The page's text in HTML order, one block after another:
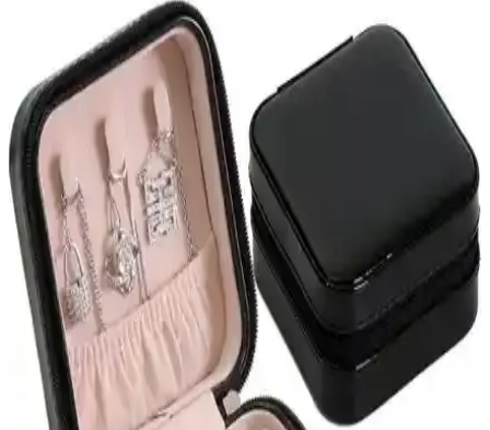
Pandora yüzük kutuları, estetik ve fonksiyonelliği bir araya getirerek
ev dekorasyonunuza zarif dokunuşlar katıyor. Dayanıklı
malzemeleri ve çeşitli tasarımlarıyla her tarzda yaşam alanına uyum
sağlar.
PRENSES Çeyiz Store Hasır Şifreli Takı Sandığı
Güvenli ve Şık Saklama Çözümü
PRENSES Çeyiz Store'un hasır şifreli takı sandığı, dayanıklı
malzemeleri ve şık tasarımıyla güvenli saklama sağlar, 2 yıl garanti
ile uzun ömürlü kullanım sunar.
Madame Coco Gaten Düzenleyici Kutu: Çift Taraflı
ve Şık Takı Saklama Çözümü
Küçük ve dayanıklı tasarımıyla Madame Coco Gaten Düzenleyici
Kutu, takı ve aksesuarlarınızı düzenli tutar, çift taraflı kullanımıyla
alan tasarrufu sağlar.
Homing 15 Bölmeli Mini Takı Kutusu ve Piev House